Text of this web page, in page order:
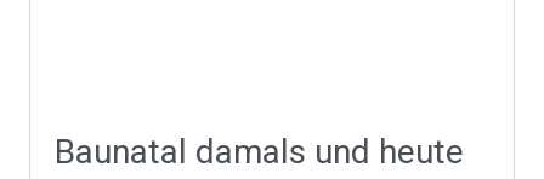
Baunatal damals und heute